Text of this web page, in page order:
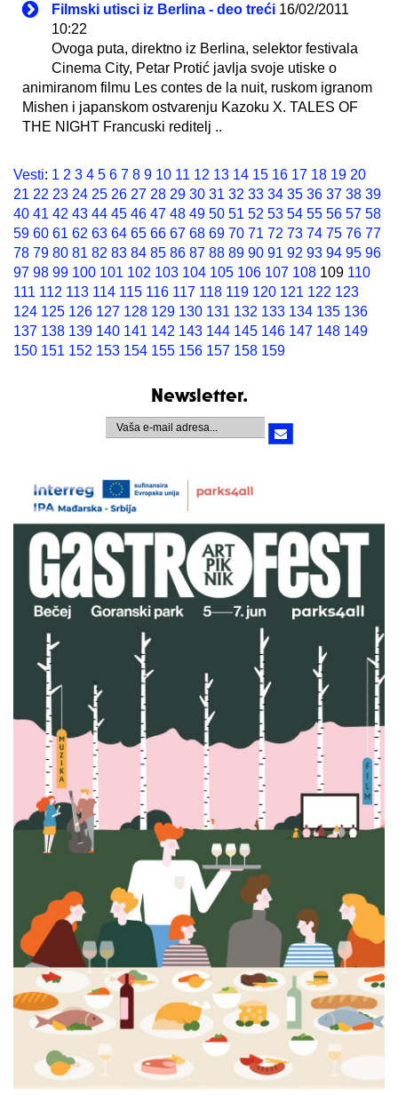
Filmski utisci iz Berlina - deo treći 16/02/2011
10:22
Ovoga puta, direktno iz Berlina, selektor festivala
Cinema City, Petar Protić javlja svoje utiske o
animiranom filmu Les contes de la nuit, ruskom igranom
Mishen i japanskom ostvarenju Kazoku X. TALES OF
THE NIGHT Francuski reditelj ..
Vesti: 1 2 3 4 5 6 7 8 9 10 11 12 13 14 15 16 17 18 19 20
21 22 23 24 25 26 27 28 29 30 31 32 33 34 35 36 37 38 39
40 41 42 43 44 45 46 47 48 49 50 51 52 53 54 55 56 57 58
59 60 61 62 63 64 65 66 67 68 69 70 71 72 73 74 75 76 77
78 79 80 81 82 83 84 85 86 87 88 89 90 91 92 93 94 95 96
97 98 99 100 101 102 103 104 105 106 107 108 109 110
111 112 113 114 115 116 117 118 119 120 121 122 123
124 125 126 127 128 129 130 131 132 133 134 135 136
137 138 139 140 141 142 143 144 145 146 147 148 149
150 151 152 153 154 155 156 157 158 159
Newsletter.